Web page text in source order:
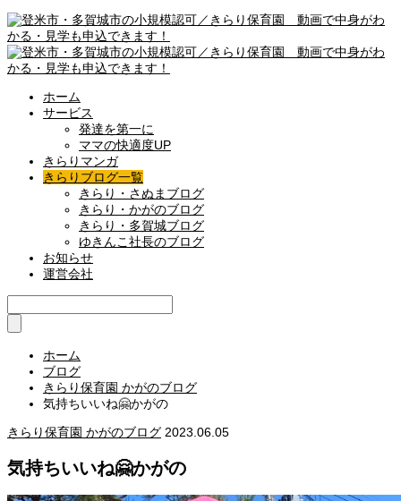
ホーム
サービス
発達を第一に
ママの快適度UP
きらりマンガ
きらりブログ一覧
きらり・さぬまブログ
きらり・かがのブログ
きらり・多賀城ブログ
ゆきんこ社長のブログ
お知らせ
運営会社
ホーム
ブログ
きらり保育園 かがのブログ
気持ちいいね🤗かがの
きらり保育園 かがのブログ 2023.06.05
気持ちいいね🤗かがの